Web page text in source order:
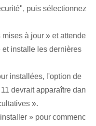
puis sélectionnez
à jour » et attende
installe les dernières
installées, l'option de
devrait apparaître dan
».
» pour commenc